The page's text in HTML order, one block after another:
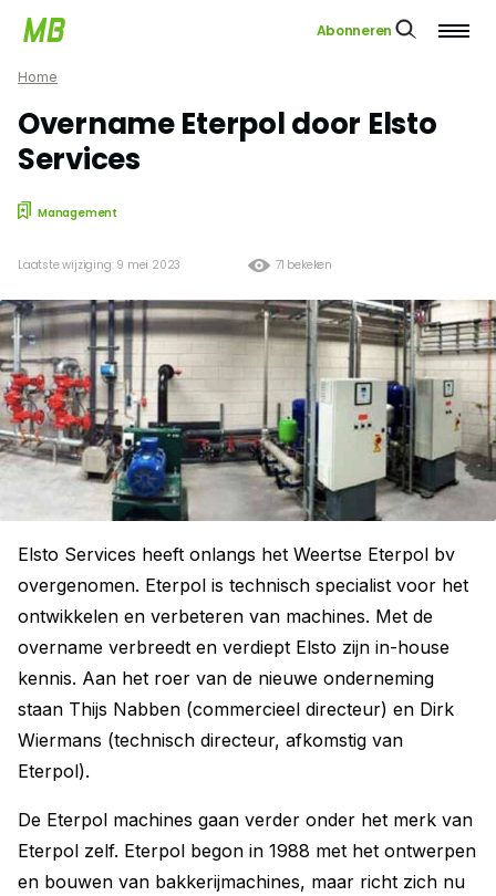
Abonneren
Home
Overname Eterpol door Elsto
Services
Management
71 bekeken
Laatste wijziging: 9 mei 2023
Elsto Services heeft onlangs het Weertse Eterpol bv
overgenomen. Eterpol is technisch specialist voor het
ontwikkelen en verbeteren van machines. Met de
overname verbreedt en verdiept Elsto zijn in-house
kennis. Aan het roer van de nieuwe onderneming
staan Thijs Nabben (commercieel directeur) en Dirk
Wiermans (technisch directeur, afkomstig van
Eterpol).
De Eterpol machines gaan verder onder het merk van
Eterpol zelf. Eterpol begon in 1988 met het ontwerpen
en bouwen van bakkerijmachines, maar richt zich nu